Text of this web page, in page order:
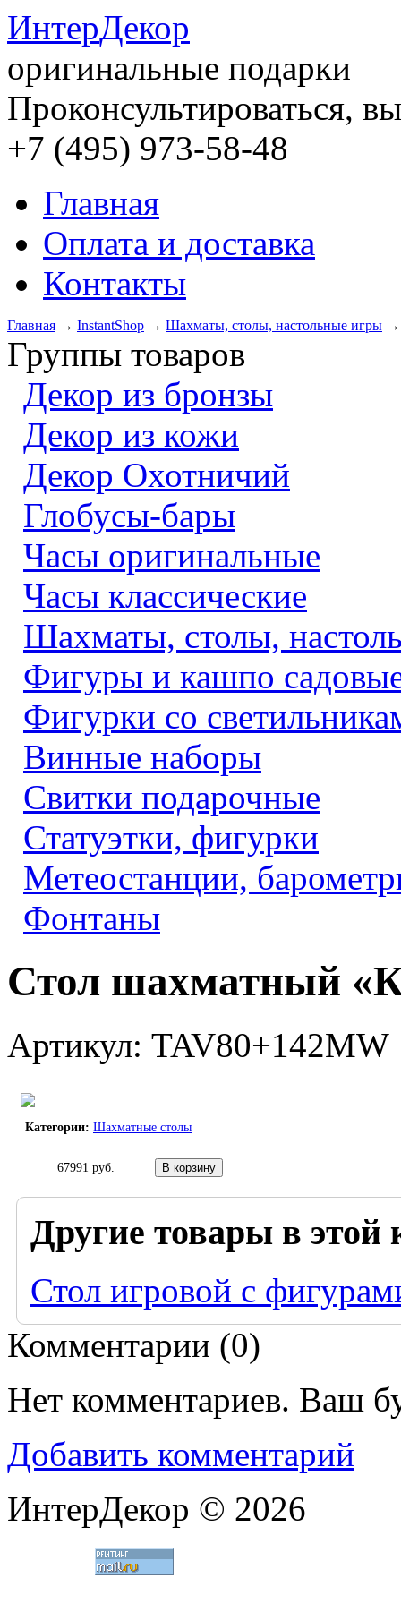
ИнтерДекор
оригинальные подарки
Проконсультироваться,
+7 (495) 973-58-48
Главная
Оплата и доставка
Контакты
Главная → InstantShop → Шахматы, столы, настольные игры
Группы товаров
Декор из бронзы
Декор из кожи
Декор Охотничий
Глобусы-бары
Часы оригинальные
Часы классические
Шахматы, столы,
Фигуры и кашпо
Фигурки со
Винные наборы
Свитки подарочные
Статуэтки, фигурки
Метеостанции,
Фонтаны
Стол шахматный
Артикул: TAV80+142MW
Категории: Шахматные столы
67991 руб.
Другие товары в этой
Стол игровой с
Комментарии (0)
Нет комментариев. Ваш
Добавить комментарий
ИнтерДекор © 2026